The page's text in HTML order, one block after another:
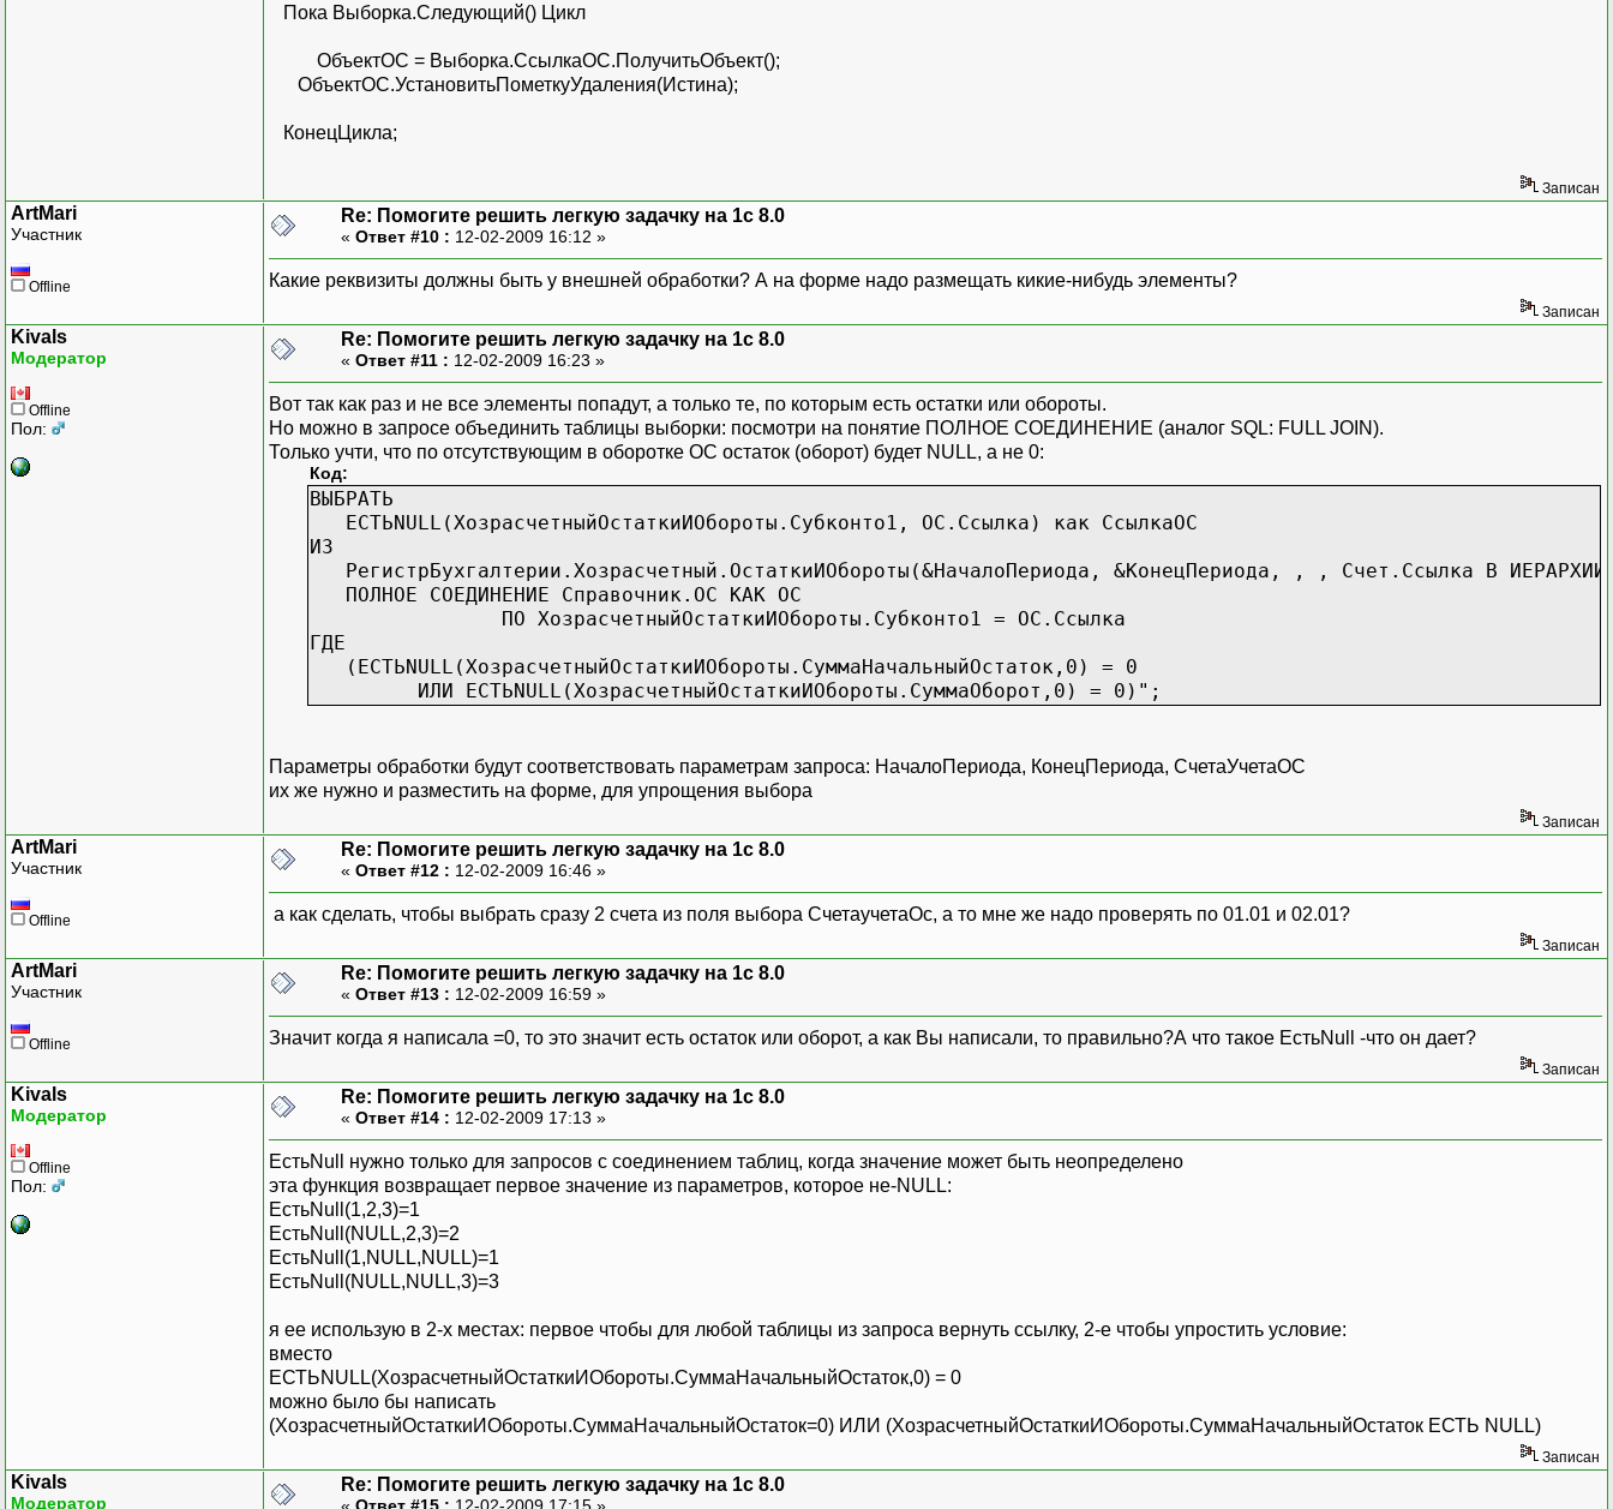
Пока Выборка.Следующий() Цикл
ОбъектОС = Выборка.СсылкаОС.ПолучитьОбъект();
ОбъектОС.УстановитьПометкуУдаления(Истина);
КонецЦикла;
Записан
ArtMari
Участник
Offline
Re: Помогите решить легкую задачку на 1с 8.0
« Ответ #10 : 12-02-2009 16:12 »
Какие реквизиты должны быть у внешней обработки? А на форме надо размещать кикие-нибудь элементы?
Записан
Kivals
Модератор
Offline
Пол:
Re: Помогите решить легкую задачку на 1с 8.0
« Ответ #11 : 12-02-2009 16:23 »
Вот так как раз и не все элементы попадут, а только те, по которым есть остатки или обороты.
Но можно в запросе объединить таблицы выборки: посмотри на понятие ПОЛНОЕ СОЕДИНЕНИЕ (аналог SQL: FULL JOIN).
Только учти, что по отсутствующим в оборотке ОС остаток (оборот) будет NULL, а не 0:
Код:
ВЫБРАТЬ
ЕСТЬNULL(ХозрасчетныйОстаткиИОбороты.Субконто1, ОС.Ссылка) как СсылкаОС
ИЗ
РегистрБухгалтерии.Хозрасчетный.ОстаткиИОбороты(&НачалоПериода, &КонецПериода, , , Счет.Ссылка В
ПОЛНОЕ СОЕДИНЕНИЕ Справочник.ОС КАК ОС
ПО ХозрасчетныйОстаткиИОбороты.Субконто1 = ОС.Ссылка
ГДЕ
(ЕСТЬNULL(ХозрасчетныйОстаткиИОбороты.СуммаНачальныйОстаток,0) = 0
ИЛИ ЕСТЬNULL(ХозрасчетныйОстаткиИОбороты.СуммаОборот,0) = 0)";
Параметры обработки будут соответствовать параметрам запроса: НачалоПериода, КонецПериода, СчетаУчетаОС
их же нужно и разместить на форме, для упрощения выбора
Записан
ArtMari
Участник
Offline
Re: Помогите решить легкую задачку на 1с 8.0
« Ответ #12 : 12-02-2009 16:46 »
а как сделать, чтобы выбрать сразу 2 счета из поля выбора СчетаучетаОс, а то мне же надо проверять по 01.01 и 02.01?
Записан
ArtMari
Участник
Offline
Re: Помогите решить легкую задачку на 1с 8.0
« Ответ #13 : 12-02-2009 16:59 »
Значит когда я написала =0, то это значит есть остаток или оборот, а как Вы написали, то правильно?А что такое ЕстьNull -что он дает?
Записан
Kivals
Модератор
Offline
Пол:
Re: Помогите решить легкую задачку на 1с 8.0
« Ответ #14 : 12-02-2009 17:13 »
ЕстьNull нужно только для запросов с соединением таблиц, когда значение может быть неопределено
эта функция возвращает первое значение из параметров, которое не-NULL:
ЕстьNull(1,2,3)=1
ЕстьNull(NULL,2,3)=2
ЕстьNull(1,NULL,NULL)=1
ЕстьNull(NULL,NULL,3)=3
я ее использую в 2-х местах: первое чтобы для любой таблицы из запроса вернуть ссылку, 2-е чтобы упростить условие:
вместо
ЕСТЬNULL(ХозрасчетныйОстаткиИОбороты.СуммаНачальныйОстаток,0) = 0
можно было бы написать
(ХозрасчетныйОстаткиИОбороты.СуммаНачальныйОстаток=0) ИЛИ (ХозрасчетныйОстаткиИОбороты.СуммаНачальныйОстаток ЕСТЬ NULL)
Записан
Kivals
Модератор
Re: Помогите решить легкую задачку на 1с 8.0
« Ответ #15 : 12-02-2009 17:15 »